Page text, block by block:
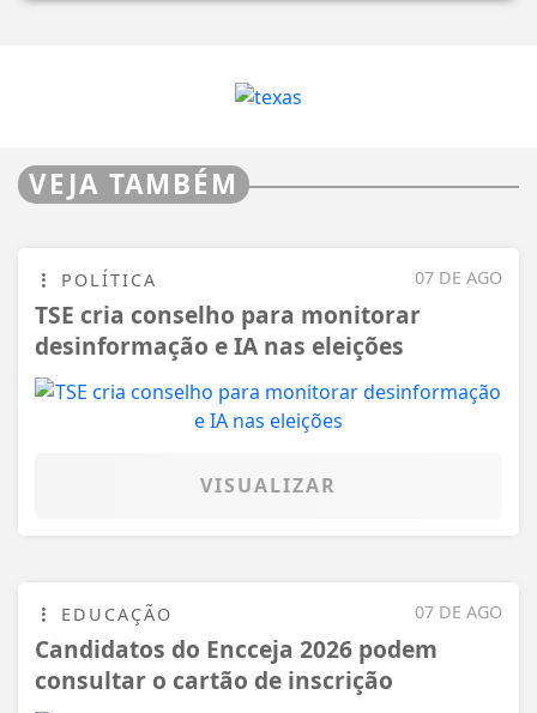
VEJA TAMBÉM
07 DE AGO
POLÍTICA
TSE cria conselho para monitorar
desinformação e IA nas eleições
VISUALIZAR
07 DE AGO
EDUCAÇÃO
Candidatos do Encceja 2026 podem
consultar o cartão de inscrição